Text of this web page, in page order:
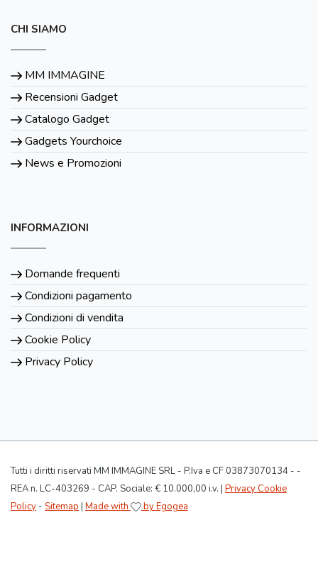
CHI SIAMO
MM IMMAGINE
Recensioni Gadget
Catalogo Gadget
Gadgets Yourchoice
News e Promozioni
INFORMAZIONI
Domande frequenti
Condizioni pagamento
Condizioni di vendita
Cookie Policy
Privacy Policy
Tutti i diritti riservati MM IMMAGINE SRL - P.Iva e CF 03873070134 - -
REA n. LC-403269 - CAP. Sociale: € 10.000,00 i.v. | Privacy Cookie
Policy - Sitemap | Made with by Egogea